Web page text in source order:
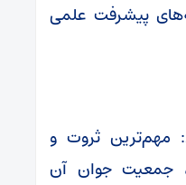
پیشرفت علمی
مهم‌ترین ثروت و
جمعیت جوان آن